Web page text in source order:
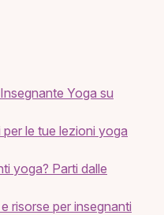
Yoga su
le tue lezioni yoga
yoga? Parti dalle
risorse per insegnanti